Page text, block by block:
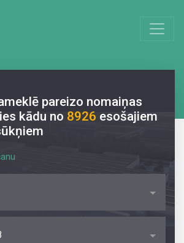
pareizo nomaiņas
kādu no 8926 esošajiem